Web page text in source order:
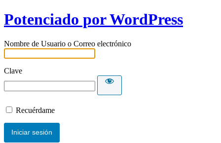
Potenciado por WordPress
Nombre de Usuario o Correo electrónico
Clave
Recuérdame